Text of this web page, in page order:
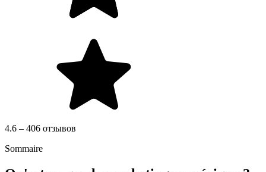
4.6 – 406 отзывов
Sommaire